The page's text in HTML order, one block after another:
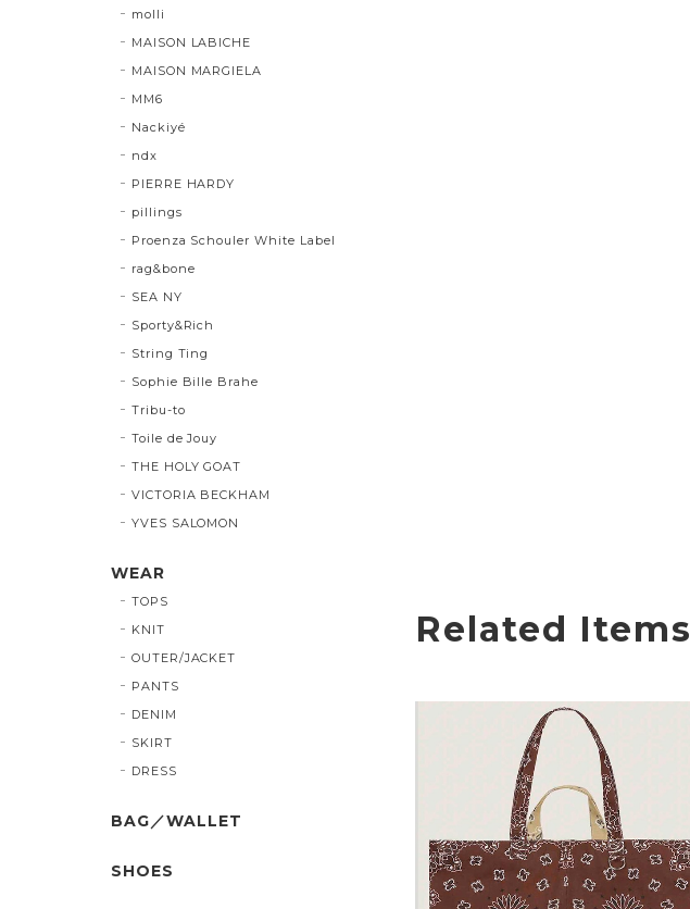
Related Items
molli
MAISON LABICHE
MAISON MARGIELA
MM6
Nackiyé
ndx
PIERRE HARDY
pillings
Proenza Schouler White Label
rag&bone
SEA NY
Sporty&Rich
String Ting
Sophie Bille Brahe
Tribu-to
Toile de Jouy
THE HOLY GOAT
VICTORIA BECKHAM
YVES SALOMON
WEAR
TOPS
KNIT
OUTER/JACKET
PANTS
DENIM
SKIRT
DRESS
BAG／WALLET
SHOES